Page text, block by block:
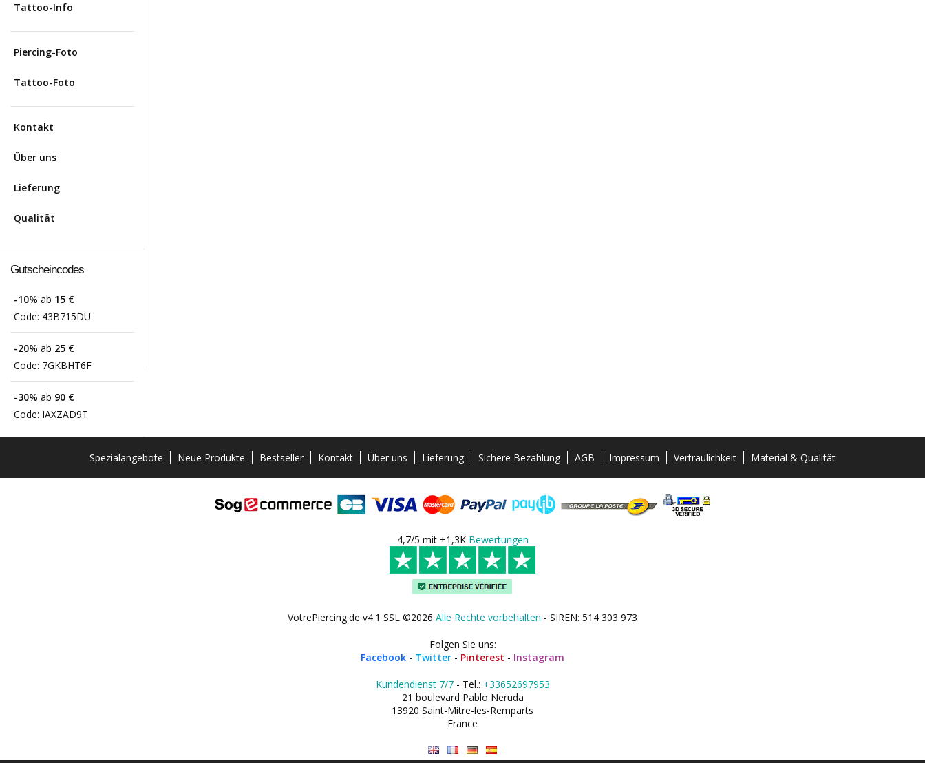
Tattoo-Info
Piercing-Foto
Tattoo-Foto
Kontakt
Über uns
Lieferung
Qualität
Gutscheincodes
-10% ab 15 €
Code: 43B715DU
-20% ab 25 €
Code: 7GKBHT6F
-30% ab 90 €
Code: IAXZAD9T
Spezialangebote Neue Produkte Bestseller Kontakt Über uns Lieferung Sichere Bezahlung AGB Impressum Vertraulichkeit Material & Qualität
4,7/5 mit +1,3K Bewertungen
VotrePiercing.de v4.1 SSL ©2026 Alle Rechte vorbehalten - SIREN: 514 303 973
Folgen Sie uns:
Facebook - Twitter - Pinterest - Instagram
Kundendienst 7/7- Tel.: +33652697953
21 boulevard Pablo Neruda
13920 Saint-Mitre-les-Remparts
France